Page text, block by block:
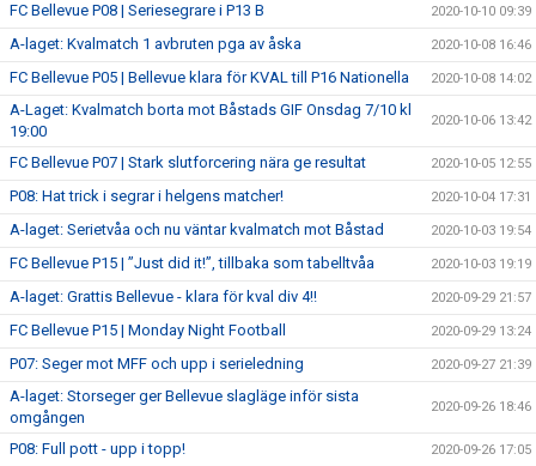
FC Bellevue P08 | Seriesegrare i P13 B 2020-10-10 09:39
A-laget: Kvalmatch 1 avbruten pga av åska 2020-10-08 16:46
FC Bellevue P05 | Bellevue klara för KVAL till P16 Nationella 2020-10-08 14:02
A-Laget: Kvalmatch borta mot Båstads GIF Onsdag 7/10 kl
19:00
2020-10-06 13:42
FC Bellevue P07 | Stark slutforcering nära ge resultat 2020-10-05 12:55
P08: Hat trick i segrar i helgens matcher! 2020-10-04 17:31
A-laget: Serietvåa och nu väntar kvalmatch mot Båstad 2020-10-03 19:54
FC Bellevue P15 | ”Just did it!”, tillbaka som tabelltvåa 2020-10-03 19:19
A-laget: Grattis Bellevue - klara för kval div 4!! 2020-09-29 21:57
FC Bellevue P15 | Monday Night Football 2020-09-29 13:24
P07: Seger mot MFF och upp i serieledning 2020-09-27 21:39
A-laget: Storseger ger Bellevue slagläge inför sista
omgången
2020-09-26 18:46
P08: Full pott - upp i topp! 2020-09-26 17:05